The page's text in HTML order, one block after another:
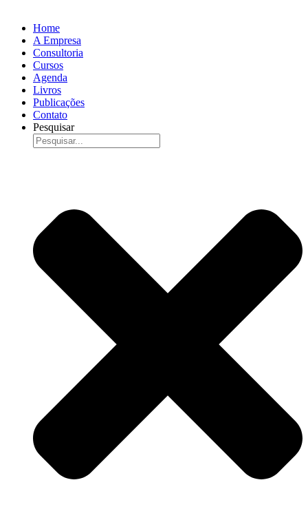
Home
A Empresa
Consultoria
Cursos
Agenda
Livros
Publicações
Contato
Pesquisar